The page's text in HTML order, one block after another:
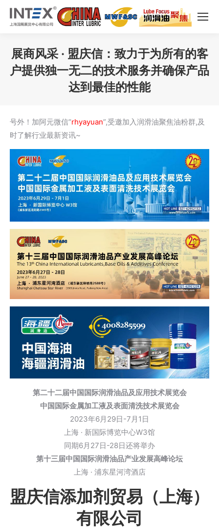
展商风采 · ​​盟庆信：致力于为所有的客
户提供独一无二的技术服务并确保产品
达到最佳的性能
号外！加阿元微信“rhyayuan”,受邀加入润滑油聚焦油粉群,及
时了解行业最新资讯~
第二十二届中国国际润滑油品及应用技术展览会
中国国际金属加工液及表面清洗技术展览会
2023年6月29日-7月1日
上海 · 新国际博览中心W3馆
同期6月27日-28日还将举办
第十三届中国国际润滑油品产业发展高峰论坛
上海 · 浦东星河湾酒店
盟庆信添加剂贸易（上海）
有限公司